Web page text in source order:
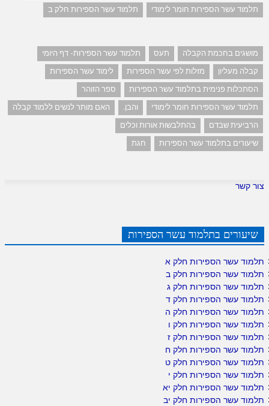
תלמוד עשר הספירות חומר לימודי
תלמוד עשר הספירות חלק ב
מושגים בחכמת הקבלה תעס
תלמוד עשר הספירות- דף היומי
קבלה מעליון
מזלות לפי עשר הספירות
לימוד עשר הספירות
הסתכלות פנימית בתלמוד עשר הספירות
ספר הזוהר
תלמוד עשר הספירות חומר לימודי
והבן.
האם מותר לנשים ללמוד קבלה
הרביעית שבדם
בהתלבשות אורות וכלים
שיעורים בתלמוד עשר הספירות
חגת
צור קשר
שיעורים בתלמוד עשר הספירות
תלמוד עשר הספירות חלק א
תלמוד עשר הספירות חלק ב
תלמוד עשר הספירות חלק ג
תלמוד עשר הספירות חלק ד
תלמוד עשר הספירות חלק ה
תלמוד עשר הספירות חלק ו
תלמוד עשר הספירות חלק ז
תלמוד עשר הספירות חלק ח
תלמוד עשר הספירות חלק ט
תלמוד עשר הספירות חלק י
תלמוד עשר הספירות חלק יא
תלמוד עשר הספירות חלק יב